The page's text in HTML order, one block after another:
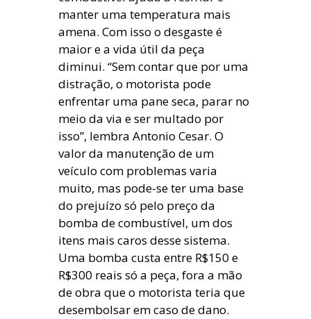
manter uma temperatura mais
amena. Com isso o desgaste é
maior e a vida útil da peça
diminui. “Sem contar que por uma
distração, o motorista pode
enfrentar uma pane seca, parar no
meio da via e ser multado por
isso”, lembra Antonio Cesar. O
valor da manutenção de um
veículo com problemas varia
muito, mas pode-se ter uma base
do prejuízo só pelo preço da
bomba de combustível, um dos
itens mais caros desse sistema.
Uma bomba custa entre R$150 e
R$300 reais só a peça, fora a mão
de obra que o motorista teria que
desembolsar em caso de dano.